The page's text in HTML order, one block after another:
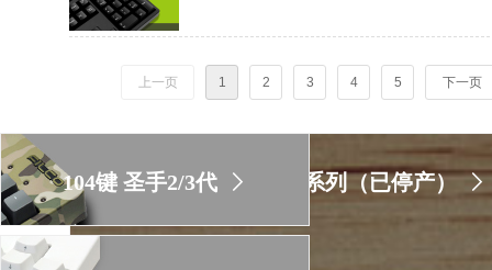
轴体，作为斐尔可（FILCO）键盘的旗舰型号。那
MX轴体。
尔可（FILCO）除了采用高品质的CHERRY MX轴
手三代（Majestouch3）赋予其他更高的品质要求。
上一页 1 2 3 4 5 下一页
圣手系列（已停产） ꁕ
104键 圣手2/3代 ꁕ